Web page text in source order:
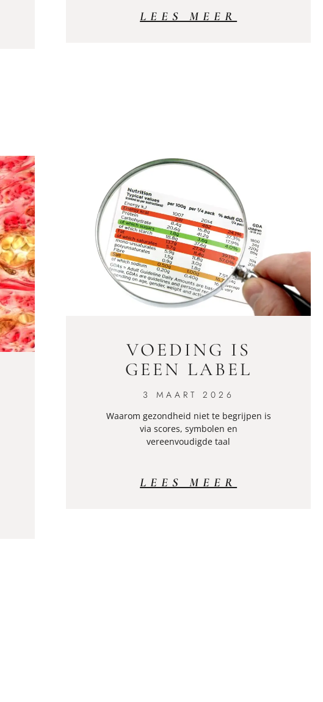
LEES MEER
VOEDING IS
GEEN LABEL
3 MAART 2026
Waarom gezondheid niet te begrijpen is
via scores, symbolen en
vereenvoudigde taal
LEES MEER